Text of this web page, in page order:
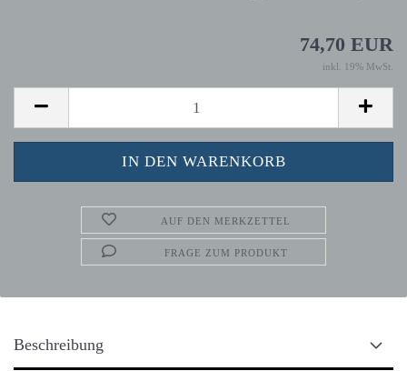
74,70 EUR
inkl. 19% MwSt.
AUF DEN MERKZETTEL
FRAGE ZUM PRODUKT
Beschreibung